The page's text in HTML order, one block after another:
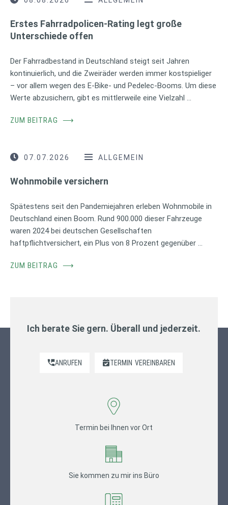
Erstes Fahrradpolicen-Rating legt große
Unterschiede offen
Der Fahrradbestand in Deutschland steigt seit Jahren
kontinuierlich, und die Zweiräder werden immer kostspieliger
– vor allem wegen des E-Bike- und Pedelec-Booms. Um diese
Werte abzusichern, gibt es mittlerweile eine Vielzahl …
ZUM BEITRAG ⟶
07.07.2026 ALLGEMEIN
Wohnmobile versichern
Spätestens seit den Pandemiejahren erleben Wohnmobile in
Deutschland einen Boom. Rund 900.000 dieser Fahrzeuge
waren 2024 bei deutschen Gesellschaften
haftpflichtversichert, ein Plus von 8 Prozent gegenüber …
ZUM BEITRAG ⟶
Ich berate Sie gern. Überall und jederzeit.
ANRUFEN TERMIN VEREINBAREN
Termin bei Ihnen vor Ort
Sie kommen zu mir ins Büro